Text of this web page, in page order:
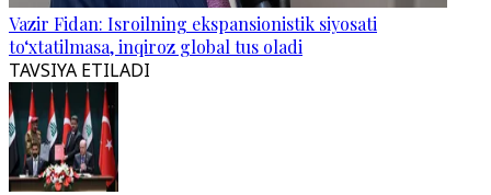
Vazir Fidan: Isroilning ekspansionistik siyosati
to‘xtatilmasa, inqiroz global tus oladi
TAVSIYA ETILADI